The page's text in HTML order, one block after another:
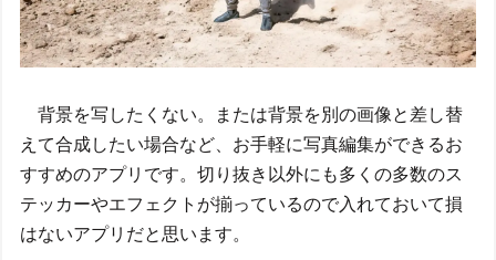
背景を写したくない。または背景を別の画像と差し替
えて合成したい場合など、お手軽に写真編集ができるお
すすめのアプリです。切り抜き以外にも多くの多数のス
テッカーやエフェクトが揃っているので入れておいて損
はないアプリだと思います。